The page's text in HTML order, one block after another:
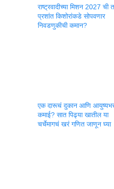
राष्ट्रवादीच्या मिशन 2027 ची
प्रशांत किशोरांकडे सोपवणार
निवडणुकीची कमान?
एक दारूचं दुकान आणि
कमाई? सात पिढ्या खातील या
चर्चेमागचं खरं गणित जाणून घ्या